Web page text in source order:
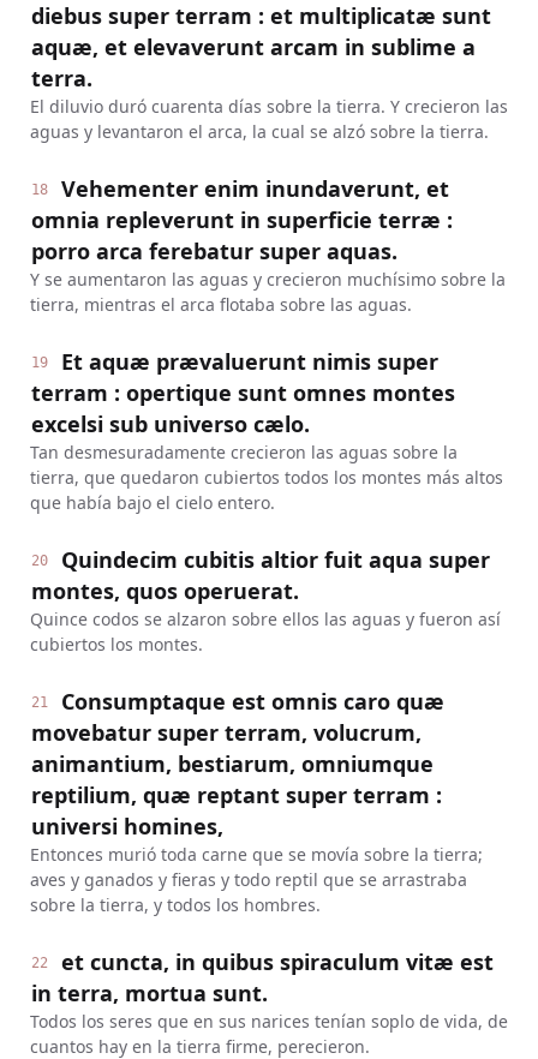
diebus super terram : et multiplicatæ sunt
aquæ, et elevaverunt arcam in sublime a
terra.
El diluvio duró cuarenta días sobre la tierra. Y crecieron las
aguas y levantaron el arca, la cual se alzó sobre la tierra.
18
Vehementer enim inundaverunt, et
omnia repleverunt in superficie terræ :
porro arca ferebatur super aquas.
Y se aumentaron las aguas y crecieron muchísimo sobre la
tierra, mientras el arca flotaba sobre las aguas.
19
Et aquæ prævaluerunt nimis super
terram : opertique sunt omnes montes
excelsi sub universo cælo.
Tan desmesuradamente crecieron las aguas sobre la
tierra, que quedaron cubiertos todos los montes más altos
que había bajo el cielo entero.
20
Quindecim cubitis altior fuit aqua super
montes, quos operuerat.
Quince codos se alzaron sobre ellos las aguas y fueron así
cubiertos los montes.
21
Consumptaque est omnis caro quæ
movebatur super terram, volucrum,
animantium, bestiarum, omniumque
reptilium, quæ reptant super terram :
universi homines,
Entonces murió toda carne que se movía sobre la tierra;
aves y ganados y fieras y todo reptil que se arrastraba
sobre la tierra, y todos los hombres.
22
et cuncta, in quibus spiraculum vitæ est
in terra, mortua sunt.
Todos los seres que en sus narices tenían soplo de vida, de
cuantos hay en la tierra firme, perecieron.